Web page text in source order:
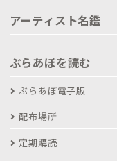
アーティスト名鑑
ぶらあぼを読む
ぶらあぼ電子版
配布場所
定期購読